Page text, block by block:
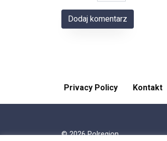
Privacy Policy Kontakt
© 2026 Polregion